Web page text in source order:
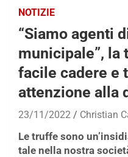
NOTIZIE
“Siamo agenti
municipale”, la
facile cadere e
attenzione alla
23/11/2022 Christian
Le truffe sono
tale nella nostra